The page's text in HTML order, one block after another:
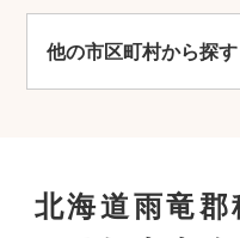
他の市区町村から探す
北海道雨竜